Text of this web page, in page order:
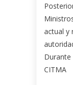
actual y
CITMA